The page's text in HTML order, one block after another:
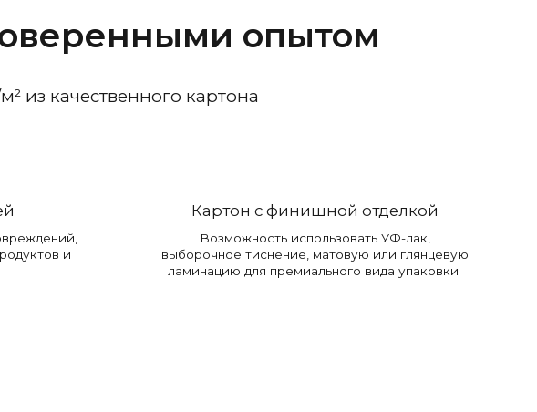
опытом
из качественного картона
и
Картон с финишной отделкой
Возможность использовать УФ-лак,
выборочное тиснение, матовую или глянцевую
ламинацию для премиального вида упаковки.